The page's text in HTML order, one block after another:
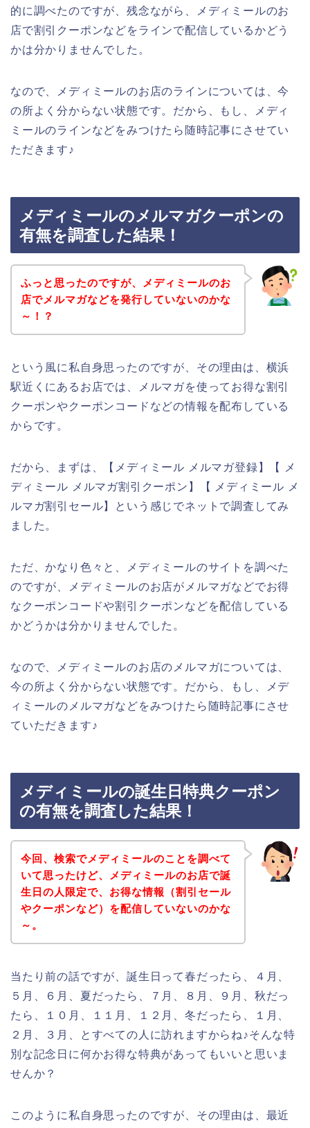
的に調べたのですが、残念ながら、メディミールのお
店で割引クーポンなどをラインで配信しているかどう
かは分かりませんでした。
なので、メディミールのお店のラインについては、今
の所よく分からない状態です。だから、もし、メディ
ミールのラインなどをみつけたら随時記事にさせてい
ただきます♪
メディミールのメルマガクーポンの
有無を調査した結果！
ふっと思ったのですが、メディミールのお
店でメルマガなどを発行していないのかな
～！？
という風に私自身思ったのですが、その理由は、横浜
駅近くにあるお店では、メルマガを使ってお得な割引
クーポンやクーポンコードなどの情報を配布している
からです。
だから、まずは、【メディミール メルマガ登録】【 メ
ディミール メルマガ割引クーポン】【 メディミール メ
ルマガ割引セール】という感じでネットで調査してみ
ました。
ただ、かなり色々と、メディミールのサイトを調べた
のですが、メディミールのお店がメルマガなどでお得
なクーポンコードや割引クーポンなどを配信している
かどうかは分かりませんでした。
なので、メディミールのお店のメルマガについては、
今の所よく分からない状態です。だから、もし、メデ
ィミールのメルマガなどをみつけたら随時記事にさせ
ていただきます♪
メディミールの誕生日特典クーポン
の有無を調査した結果！
今回、検索でメディミールのことを調べて
いて思ったけど、メディミールのお店で誕
生日の人限定で、お得な情報（割引セール
やクーポンなど）を配信していないのかな
～。
当たり前の話ですが、誕生日って春だったら、４月、
５月、６月、夏だったら、７月、８月、９月、秋だっ
たら、１０月、１１月、１２月、冬だったら、１月、
２月、３月、とすべての人に訪れますからね♪そんな特
別な記念日に何かお得な特典があってもいいと思いま
せんか？
このように私自身思ったのですが、その理由は、最近